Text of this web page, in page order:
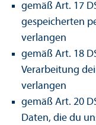
gemäß Art. 17
gespeicherten
verlangen
gemäß Art. 18
Verarbeitung
verlangen
gemäß Art. 20
Daten, die du